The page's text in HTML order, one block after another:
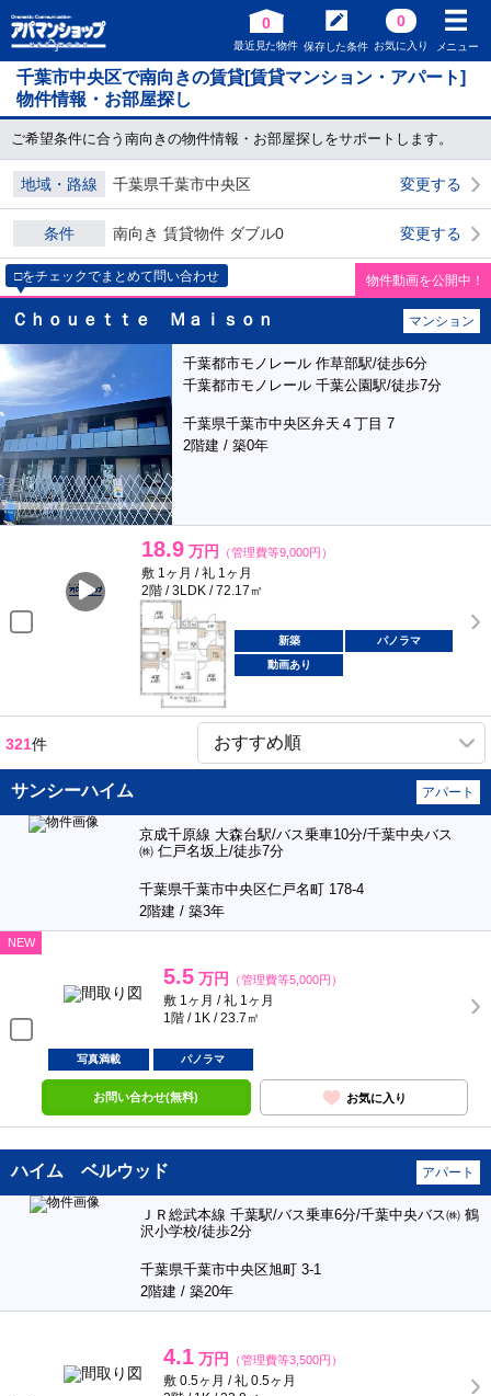
0
最近見た物件 保存した条件
0
お気に入り メニュー
千葉市中央区で南向きの賃貸[賃貸マンション・アパート]
物件情報・お部屋探し
ご希望条件に合う南向きの物件情報・お部屋探しをサポートします。
地域・路線 千葉県千葉市中央区 変更する
条件 南向き 賃貸物件 ダブル0 変更する
□をチェックでまとめて問い合わせ 物件動画を公開中！
Ｃｈｏｕｅｔｔｅ Ｍａｉｓｏｎ マンション
千葉都市モノレール 作草部駅/徒歩6分
千葉都市モノレール 千葉公園駅/徒歩7分
千葉県千葉市中央区弁天４丁目 7
2階建 / 築0年
18.9 万円 （管理費等9,000円）
敷 1ヶ月 / 礼 1ヶ月
2階 / 3LDK / 72.17㎡
新築
パノラマ
動画あり
321件
サンシーハイム アパート
京成千原線 大森台駅/バス乗車10分/千葉中央バス
㈱ 仁戸名坂上/徒歩7分
千葉県千葉市中央区仁戸名町 178-4
2階建 / 築3年
NEW
5.5 万円 （管理費等5,000円）
敷 1ヶ月 / 礼 1ヶ月
1階 / 1K / 23.7㎡
写真満載 パノラマ
お問い合わせ(無料) お気に入り
ハイム ベルウッド アパート
ＪＲ総武本線 千葉駅/バス乗車6分/千葉中央バス㈱ 鶴
沢小学校/徒歩2分
千葉県千葉市中央区旭町 3-1
2階建 / 築20年
4.1 万円 （管理費等3,500円）
敷 0.5ヶ月 / 礼 0.5ヶ月